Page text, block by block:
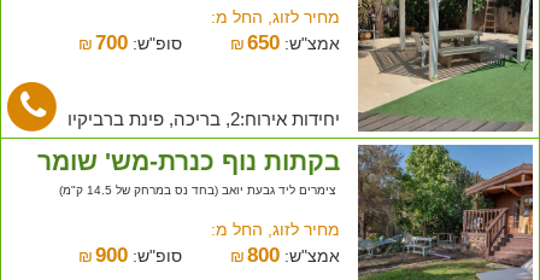
מחיר לזוג, החל מ:
אמצ"ש:
₪650 סופ"ש: ₪ 700
יחידות אירוח:2, בריכה, פינת ברביקיו
בקתות נוף כנרת-מש' שומר
צימרים ליד גבעת יואב (בחד נס במרחק של 14.5 ק"מ)
מחיר לזוג, החל מ:
אמצ"ש:
₪800 סופ"ש: ₪ 900